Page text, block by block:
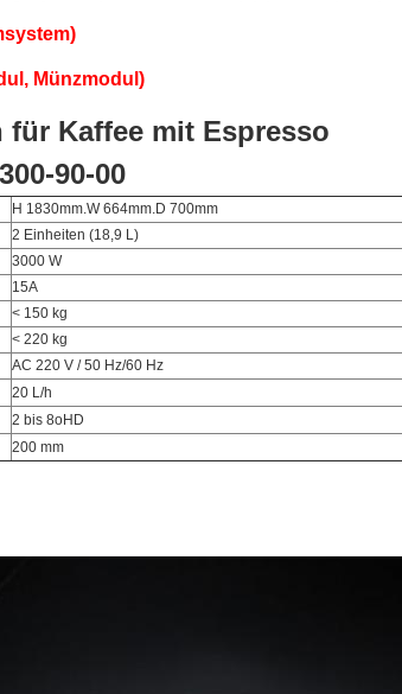
Münzmodul)
für Kaffee mit Espresso
90-00
H 1830mm.W 664mm.D 700mm
2 Einheiten (18,9 L)
3000 W
15A
< 150 kg
< 220 kg
AC 220 V / 50 Hz/60 Hz
20 L/h
2 bis 8oHD
200 mm